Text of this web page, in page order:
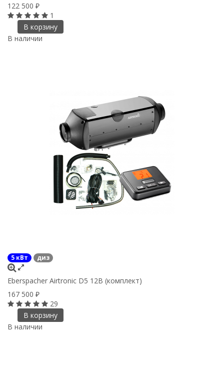
122 500 ₽
1
В корзину
В наличии
5 кВт диз
Eberspacher Airtronic D5 12В (комплект)
167 500 ₽
29
В корзину
В наличии